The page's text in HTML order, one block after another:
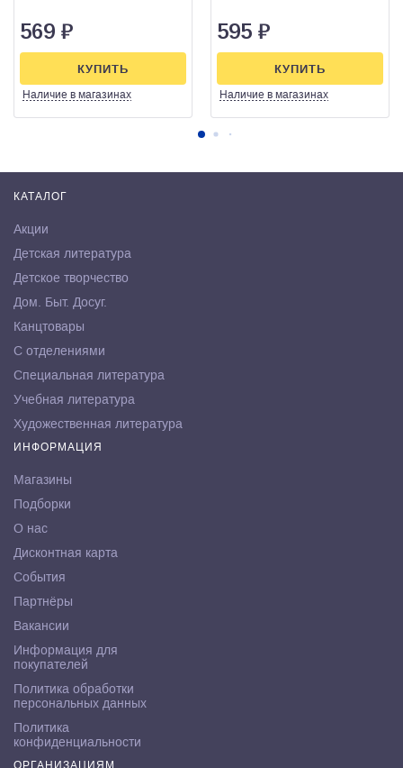
569 ₽
Наличие в магазинах
КУПИТЬ
595 ₽
Наличие в магазинах
КУПИТЬ
КАТАЛОГ
Акции
Детская литература
Детское творчество
Дом. Быт. Досуг.
Канцтовары
С отделениями
Специальная литература
Учебная литература
Художественная литература
ИНФОРМАЦИЯ
Магазины
Подборки
О нас
Дисконтная карта
События
Партнёры
Вакансии
Информация для
покупателей
Политика обработки
персональных данных
Политика
конфиденциальности
ОРГАНИЗАЦИЯМ